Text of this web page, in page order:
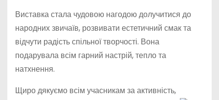
Виставка стала чудовою нагодою долучитися до
народних звичаїв, розвивати естетичний смак та
відчути радість спільної творчості. Вона
подарувала всім гарний настрій, тепло та
натхнення.
Щиро дякуємо всім учасникам за активність,